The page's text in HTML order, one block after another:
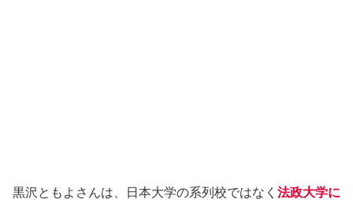
黒沢ともよさんは、日本大学の系列校ではなく 法政大学に